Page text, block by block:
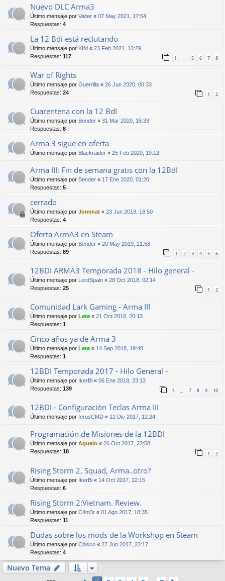
Nuevo DLC Arma3
Último mensaje por Valter « 07 May 2021, 17:54
Respuestas: 4
La 12 Bdi está reclutando
Último mensaje por KIM « 23 Feb 2021, 13:29
Respuestas: 117 1 … 5 6 7 8
War of Rights
Último mensaje por Guerrilla « 26 Jun 2020, 00:33
Respuestas: 24 1 2
Cuarentena con la 12 BdI
Último mensaje por Bender « 31 Mar 2020, 15:33
Respuestas: 8
Arma 3 sigue en oferta
Último mensaje por Blackraider « 25 Feb 2020, 19:12
Arma III: Fin de semana gratis con la 12BdI
Último mensaje por Bender « 17 Ene 2020, 01:20
Respuestas: 5
cerrado
Último mensaje por Jommat « 23 Jun 2019, 18:50
Respuestas: 4
Oferta ArmA3 en Steam
Último mensaje por Bender « 20 May 2019, 21:58
Respuestas: 89 1 2 3 4 5 6
12BDI ARMA3 Temporada 2018 - Hilo general -
Último mensaje por LordSpain « 28 Oct 2018, 02:14
Respuestas: 25 1 2
Comunidad Lark Gaming - Arma III
Último mensaje por Leta « 21 Oct 2018, 20:13
Respuestas: 1
Cinco años ya de Arma 3
Último mensaje por Leta « 14 Sep 2018, 19:48
Respuestas: 1
12BDI Temporada 2017 - Hilo General -
Último mensaje por IkerBi « 06 Ene 2018, 23:13
Respuestas: 139 1 … 7 8 9 10
12BDI - Configuración Teclas Arma III
Último mensaje por IerusCMD « 12 Dic 2017, 12:24
Programación de Misiones de la 12BDI
Último mensaje por Aguelo « 26 Oct 2017, 23:58
Respuestas: 18 1 2
Rising Storm 2, Squad, Arma..otro?
Último mensaje por IkerBi « 14 Oct 2017, 22:15
Respuestas: 6
Rising Storm 2:Vietnam. Review.
Último mensaje por C4nt3r « 01 Ago 2017, 18:35
Respuestas: 11
Dudas sobre los mods de la Workshop en Steam
Último mensaje por Chisco « 27 Jun 2017, 23:17
Respuestas: 4
Nuevo Tema